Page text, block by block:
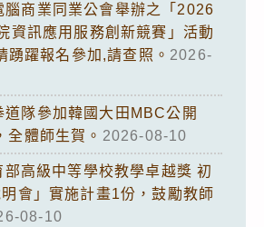
腦商業同業公會舉辦之「2026
資訊應用服務創新競賽」活動
踴躍報名參加,請查照。 2026-
道隊參加韓國大田MBC公開
全體師生賀。 2026-08-10
部高級中等學校教學卓越獎 初
會」實施計畫1份，鼓勵教師
08-10